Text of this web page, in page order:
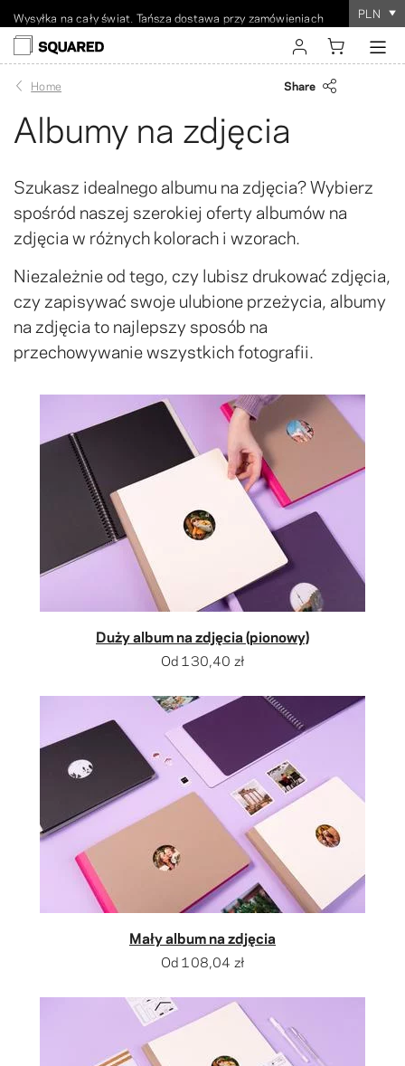
powyżej 60 USD
Zamówienie zajmuje
100% gwarancji
PLN
register
Home Share
Albumy na zdjęcia
Szukasz idealnego albumu na zdjęcia? Wybierz
spośród naszej szerokiej oferty albumów na
zdjęcia w różnych kolorach i wzorach.
Niezależnie od tego, czy lubisz drukować zdjęcia,
czy zapisywać swoje ulubione przeżycia, albumy
na zdjęcia to najlepszy sposób na
przechowywanie wszystkich fotografii.
Duży album na zdjęcia (pionowy)
Od130,40 zł
Mały album na zdjęcia
Od108,04 zł